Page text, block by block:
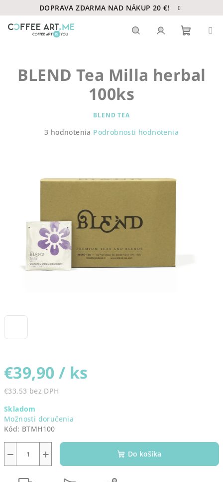
na
obsah
DOPRAVA ZDARMA NAD NÁKUP 20 €!
košík
€39,90 / ks
€33,53 bez DPH
cena:
Skladom
Možnosti doručenia
Kód: BTMH100
+
− Do košíka
BLEND Tea Milla herbal
100ks
BLEND TEA
Priemerné
z
hviezdičiek.
3 hodnotenia Podrobnosti hodnotenia